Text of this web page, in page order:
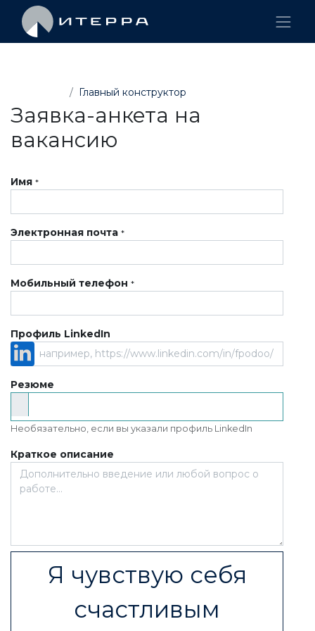
Главный конструктор
Заявка-анкета на
вакансию
Имя *
Электронная почта *
Мобильный телефон *
Профиль LinkedIn
Резюме
Необязательно, если вы указали профиль LinkedIn
Краткое описание
Я чувствую себя
счастливым